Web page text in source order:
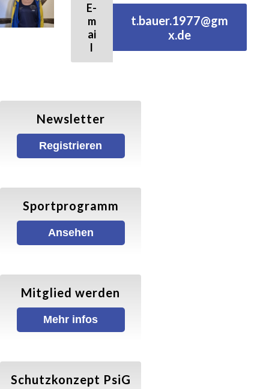
X-Sports
Walking für Senioren
Hallenfußball
Badminton
E-
m
ai
l
t.bauer.1977@gm
x.de
Newsletter
Registrieren
Sportprogramm
Ansehen
Mitglied werden
Mehr infos
Schutzkonzept PsiG